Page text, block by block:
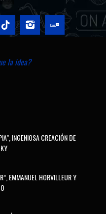
la idea?
INGENIOSA CREACIÓN DE
EMMANUEL HORVILLEUR Y